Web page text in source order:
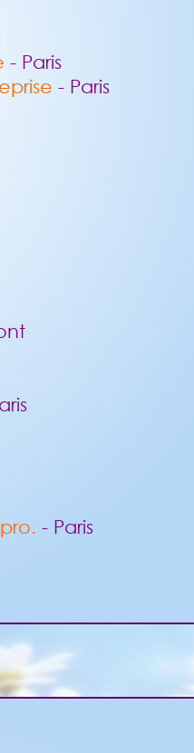
- Paris
- Paris
- Paris